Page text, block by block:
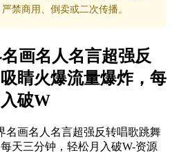
禁商用、倒卖或二次传播。
画名人名言超强反
睛火爆流量爆炸，每
破W